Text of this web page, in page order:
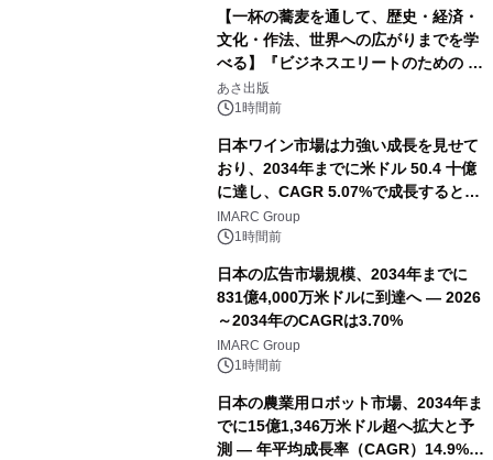
【一杯の蕎麦を通して、歴史・経済・
文化・作法、世界への広がりまでを学
べる】『ビジネスエリートのための 教
養としての蕎麦』2026年8月25日
（火）発売
あさ出版
1時間前
日本ワイン市場は力強い成長を見せて
おり、2034年までに米ドル 50.4 十億
に達し、CAGR 5.07%で成長すると予
測IMARC Group
1時間前
日本の広告市場規模、2034年までに
831億4,000万米ドルに到達へ ― 2026
～2034年のCAGRは3.70%
IMARC Group
1時間前
日本の農業用ロボット市場、2034年ま
でに15億1,346万米ドル超へ拡大と予
測 ― 年平均成長率（CAGR）14.9%を